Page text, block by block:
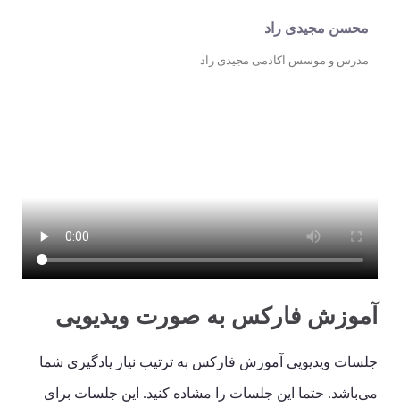
محسن مجیدی راد
مدرس و موسس آکادمی مجیدی راد
آموزش فارکس به صورت ویدیویی
جلسات ویدیویی آموزش فارکس به ترتیب نیاز یادگیری شما
می‌باشد. حتما این جلسات را مشاده کنید. این جلسات برای